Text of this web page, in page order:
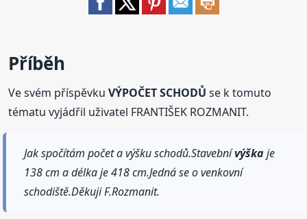
Příběh
Ve svém příspěvkuVÝPOČET SCHODŮ se k tomuto
tématu vyjádřil uživatel FRANTIŠEK ROZMANIT.
Jak spočítám počet a výšku schodů.Stavebnívýškaje
138 cm a délka je 418 cm.Jedná se o venkovní
schodiště.Děkuji F.Rozmanit.